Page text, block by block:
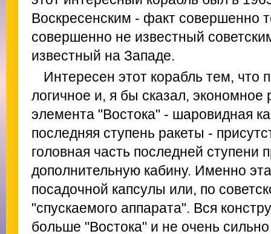
Воскресенским - факт совершенно
совершенно не известный
известный на Западе.
Интересен этот корабль тем, что
логичное и, я бы сказал, экономное
элемента "Востока" - шаровидная
последняя ступень ракеты -
головная часть последней ступени
дополнительную кабину. Именно
посадочной капсулы или, по
"спускаемого аппарата". Вся
больше "Востока" и не очень сильно